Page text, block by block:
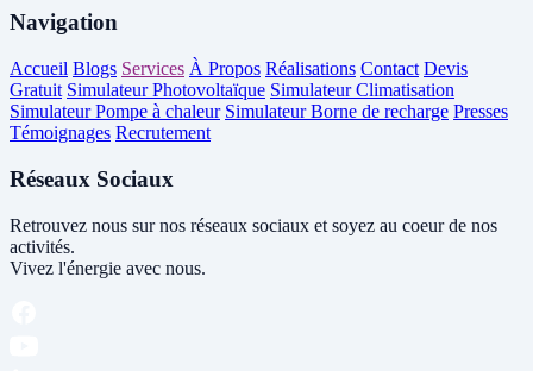
Navigation
Accueil Blogs Services À Propos Réalisations Contact Devis
Gratuit Simulateur Photovoltaïque Simulateur Climatisation
Simulateur Pompe à chaleur Simulateur Borne de recharge Presses
Témoignages Recrutement
Réseaux Sociaux
Retrouvez nous sur nos réseaux sociaux et soyez au coeur de nos
activités.
Vivez l'énergie avec nous.